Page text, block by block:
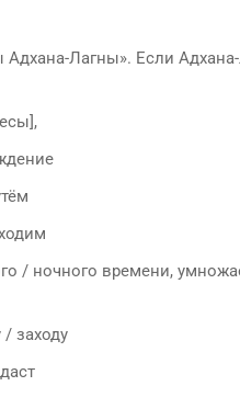
Лагны». Если
/ ночного времени,
/ заходу